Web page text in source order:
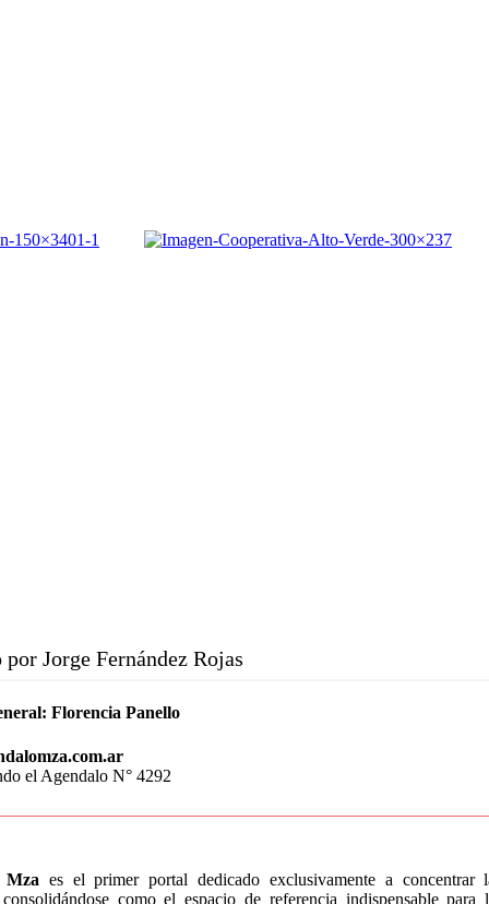
por Jorge Fernández Rojas
Florencia Panello
el Agendalo N° 4292
Mza es el primer portal dedicado exclusivamente a concentrar
como el espacio de referencia indispensable para